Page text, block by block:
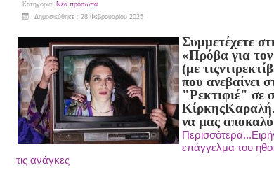
Κατηγορία: Νέα πρόσωπα
Δημοσιεύθηκε : 28 Φεβρουαρίου 2025
Συμμετέχετε
«Πρόβα για
(με τις
που ανεβαίνει
"Ρεκτιφιέ" σε
Κίρκης
να μας
επάγγελμα του
τις ανάγκες